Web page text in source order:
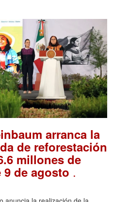
arranca la
de reforestación
millones de
de agosto .